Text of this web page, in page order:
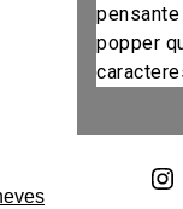
popper